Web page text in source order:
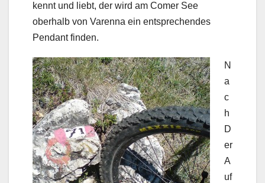
kennt und liebt, der wird am Comer See
oberhalb von Varenna ein entsprechendes
Pendant finden.
N
a
c
h
D
er
A
uf